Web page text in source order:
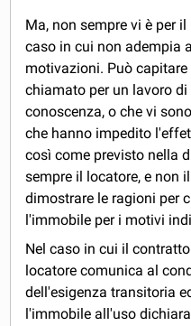
Ma, non sempre vi è per
caso in cui non adempia
motivazioni. Può
chiamato per un lavoro
conoscenza, o che vi
che hanno impedito
così come previsto nella
sempre il locatore, e non
dimostrare le ragioni per
l'immobile per i motivi
Nel caso in cui il
locatore comunica al
dell'esigenza transitoria
l'immobile all'uso